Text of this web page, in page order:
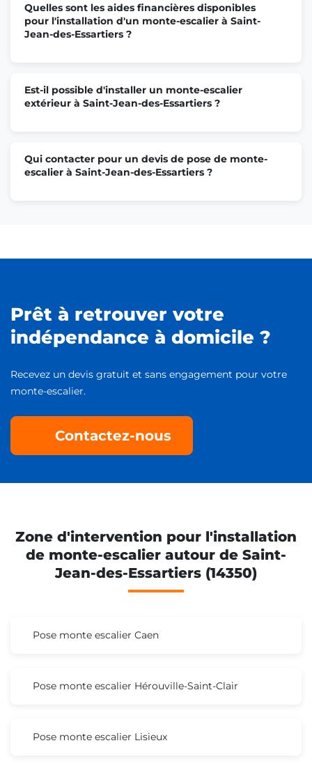
Quelles sont les aides financières disponibles
pour l'installation d'un monte-escalier à Saint-
Jean-des-Essartiers ?
Est-il possible d'installer un monte-escalier
extérieur à Saint-Jean-des-Essartiers ?
Qui contacter pour un devis de pose de monte-
escalier à Saint-Jean-des-Essartiers ?
Prêt à retrouver votre
indépendance à domicile ?
Recevez un devis gratuit et sans engagement pour votre
monte-escalier.
Contactez-nous
Zone d'intervention pour l'installation
de monte-escalier autour de Saint-
Jean-des-Essartiers (14350)
Pose monte escalier Caen
Pose monte escalier Hérouville-Saint-Clair
Pose monte escalier Lisieux